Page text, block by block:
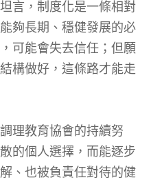
言，制度化是一條相對
夠長期、穩健發展的必
可能會失去信任；但願
構做好，這條路才能走
理教育協會的持續努
的個人選擇，而能逐步
、也被負責任對待的健